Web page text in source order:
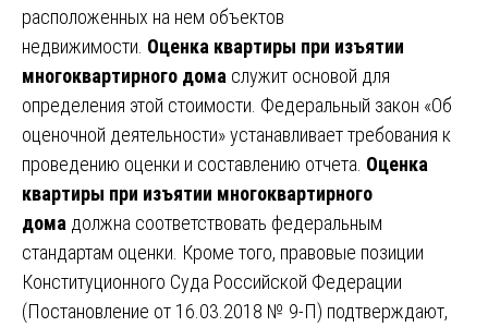
расположенных на нем объектов
недвижимости. Оценка квартиры при изъятии
многоквартирного дома служит основой для
определения этой стоимости. Федеральный закон «Об
оценочной деятельности» устанавливает требования к
проведению оценки и составлению отчета. Оценка
квартиры при изъятии многоквартирного
дома должна соответствовать федеральным
стандартам оценки. Кроме того, правовые позиции
Конституционного Суда Российской Федерации
(Постановление от 16.03.2018 № 9-П) подтверждают,